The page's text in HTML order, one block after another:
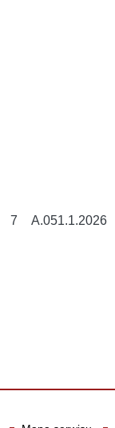
7 A.051.1.2026